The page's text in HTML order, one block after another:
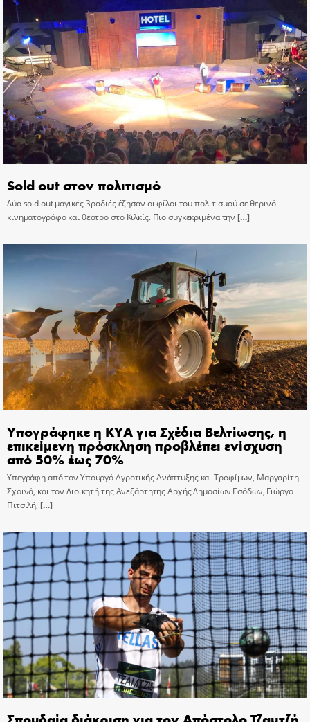
Sold out στον πολιτισμό
Δύο sold out μαγικές βραδιές έζησαν οι φίλοι του πολιτισμού σε θερινό
κινηματογράφο και θέατρο στο Κιλκίς. Πιο συγκεκριμένα την […]
Υπογράφηκε η ΚΥΑ για Σχέδια Βελτίωσης, η
επικείμενη πρόσκληση προβλέπει ενίσχυση
από 50% έως 70%
Υπεγράφη από τον Υπουργό Αγροτικής Ανάπτυξης και Τροφίμων, Μαργαρίτη
Σχοινά, και τον Διοικητή της Ανεξάρτητης Αρχής Δημοσίων Εσόδων, Γιώργο
Πιτσιλή, […]